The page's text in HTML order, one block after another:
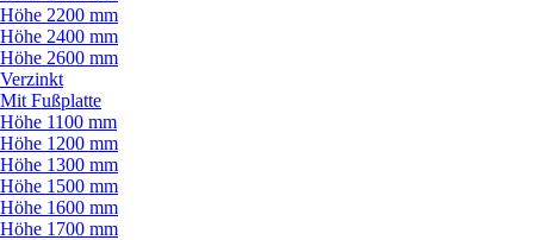
Höhe 2200 mm
Höhe 2400 mm
Höhe 2600 mm
Verzinkt
Mit Fußplatte
Höhe 1100 mm
Höhe 1200 mm
Höhe 1300 mm
Höhe 1500 mm
Höhe 1600 mm
Höhe 1700 mm